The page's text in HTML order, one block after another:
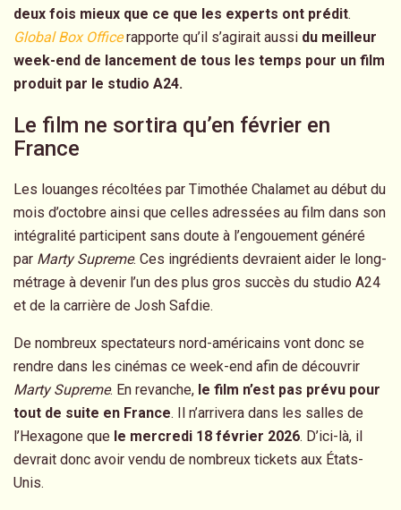
deux fois mieux que ce que les experts ont prédit.
Global Box Officerapporte qu’il s’agirait aussi du meilleur
week-end de lancement de tous les temps pour un film
produit par le studio A24.
Le film ne sortira qu’en février en
France
Les louanges récoltées par Timothée Chalamet au début du
mois d’octobre ainsi que celles adressées au film dans son
intégralité participent sans doute à l’engouement généré
par Marty Supreme. Ces ingrédients devraient aider le long-
métrage à devenir l’un des plus gros succès du studio A24
et de la carrière de Josh Safdie.
De nombreux spectateurs nord-américains vont donc se
rendre dans les cinémas ce week-end afin de découvrir
Marty Supreme. En revanche, le film n’est pas prévu pour
tout de suite en France. Il n’arrivera dans les salles de
l’Hexagone que le mercredi 18 février 2026. D’ici-là, il
devrait donc avoir vendu de nombreux tickets aux États-
Unis.